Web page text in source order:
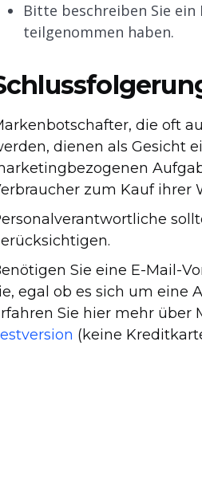
Bitte beschreiben Sie
teilgenommen haben.
die oft
dienen als Gesicht
zum Kauf ihrer
Sie eine E-Mail-
egal ob es sich um eine
Sie hier mehr über
(keine